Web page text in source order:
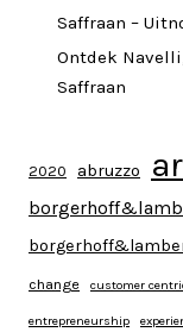
Saffraan –
Ontdek
Saffraan
2020 abruzzo
change customer
entrepreneurship